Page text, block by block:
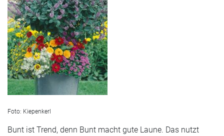
Foto: Kiepenkerl
Bunt ist Trend, denn Bunt macht gute Laune. Das nutzt